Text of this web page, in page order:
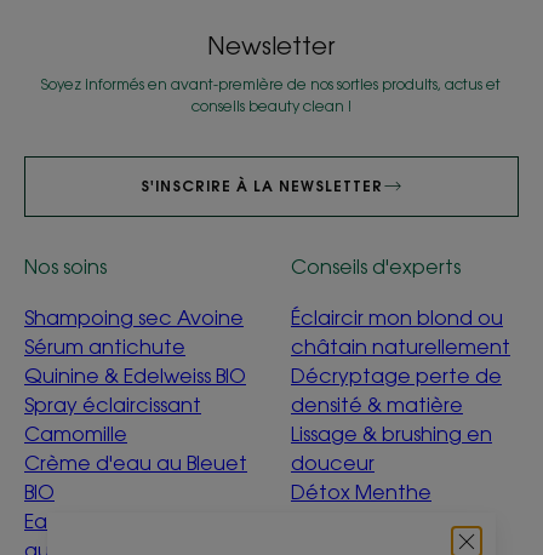
Newsletter
Soyez informés en avant-première de nos sorties produits, actus et
conseils beauty clean !
S'INSCRIRE À LA NEWSLETTER
Nos soins
Shampoing sec Avoine
Sérum antichute
Quinine & Edelweiss BIO
Spray éclaircissant
Camomille
Crème d'eau au Bleuet
BIO
Eau nettoyante Bébé
Conseils d'experts
Éclaircir mon blond ou
châtain naturellement
Décryptage perte de
densité & matière
Lissage & brushing en
douceur
Détox Menthe